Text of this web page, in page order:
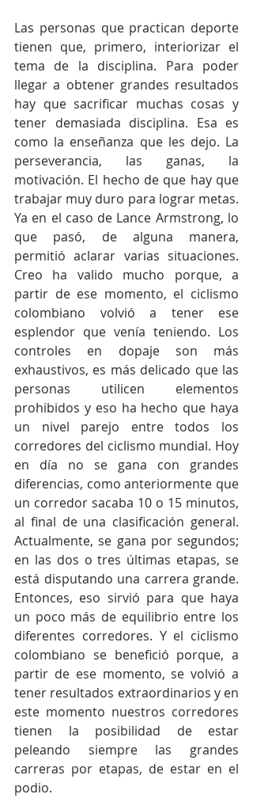
Las personas que practican deporte
tienen que, primero, interiorizar el
tema de la disciplina. Para poder
llegar a obtener grandes resultados
hay que sacrificar muchas cosas y
tener demasiada disciplina. Esa es
como la enseñanza que les dejo. La
perseverancia, las ganas, la
motivación. El hecho de que hay que
trabajar muy duro para lograr metas.
Ya en el caso de Lance Armstrong, lo
que pasó, de alguna manera,
permitió aclarar varias situaciones.
Creo ha valido mucho porque, a
partir de ese momento, el ciclismo
colombiano volvió a tener ese
esplendor que venía teniendo. Los
controles en dopaje son más
exhaustivos, es más delicado que las
personas utilicen elementos
prohibidos y eso ha hecho que haya
un nivel parejo entre todos los
corredores del ciclismo mundial. Hoy
en día no se gana con grandes
diferencias, como anteriormente que
un corredor sacaba 10 o 15 minutos,
al final de una clasificación general.
Actualmente, se gana por segundos;
en las dos o tres últimas etapas, se
está disputando una carrera grande.
Entonces, eso sirvió para que haya
un poco más de equilibrio entre los
diferentes corredores. Y el ciclismo
colombiano se benefició porque, a
partir de ese momento, se volvió a
tener resultados extraordinarios y en
este momento nuestros corredores
tienen la posibilidad de estar
peleando siempre las grandes
carreras por etapas, de estar en el
podio.